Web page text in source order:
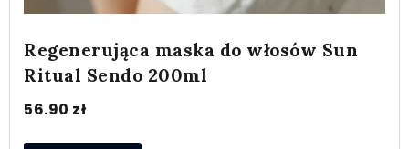
Regenerująca maska do włosów Sun
Ritual Sendo 200ml
56.90 zł